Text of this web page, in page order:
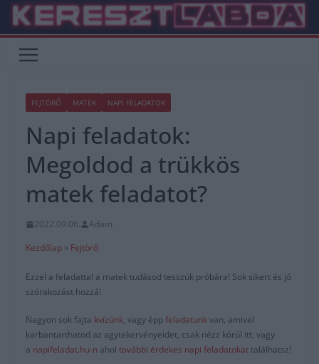
Skip
content
FEJTÖRŐ MATEK NAPI FELADATOK
Napi feladatok:
Megoldod a trükkös
matek feladatot?
2022.09.06.
Adam
Kezdőlap » Fejtörő
Ezzel a feladattal a matek tudásod tesszük próbára! Sok sikert és jó
szórakozást hozzá!
Nagyon sok fajta kvízünk, vagy éppfeladatunkvan, amivel
karbantarthatod az agytekervényeidet, csak nézz körül itt, vagy
a napifeladat.hu-n ahol további érdekes napi feladatokattalálhatsz!